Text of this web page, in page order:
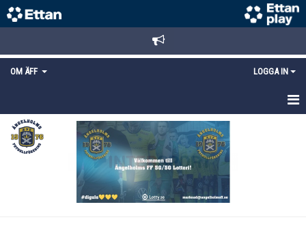
OM ÄFF LOGGA IN
OM ÄFF
VÄRDEGRUND
HÅLLBARHETSARBETE